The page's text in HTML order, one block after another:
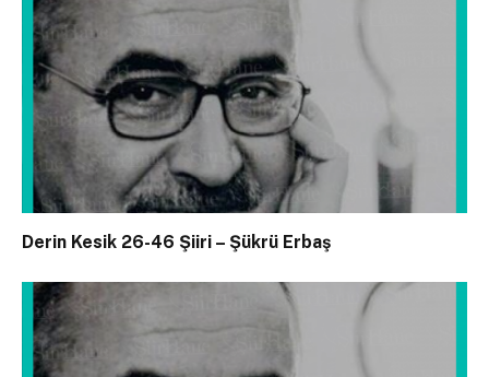
Derin Kesik 26-46 Şiiri – Şükrü Erbaş